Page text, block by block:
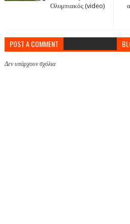
Ολυμπιακός (video)
POST A COMMENT
Δεν υπάρχουν σχόλια